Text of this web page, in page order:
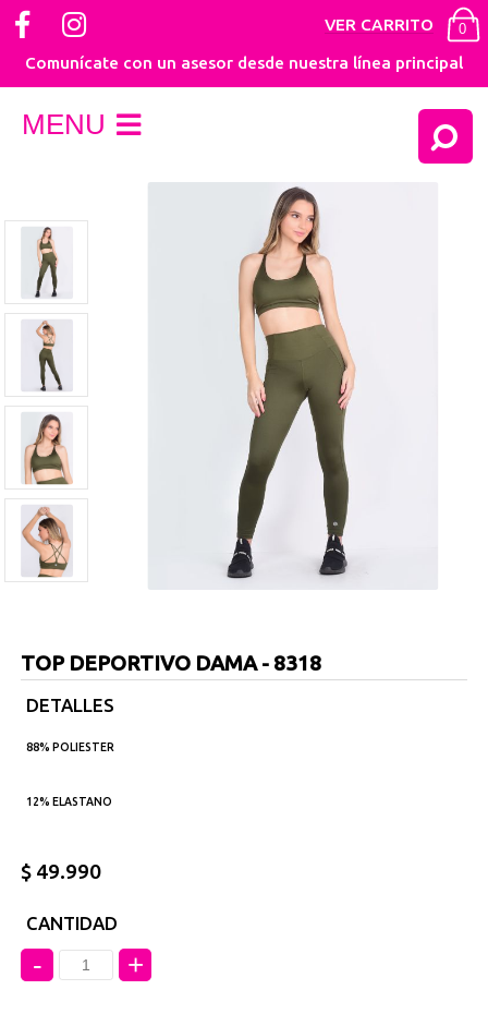
Comunícate con un asesor desde nuestra línea principal
VER CARRITO 0
MENU
TOP DEPORTIVO DAMA - 8318
DETALLES
88% POLIESTER
12% ELASTANO
$ 49.990
CANTIDAD
- +